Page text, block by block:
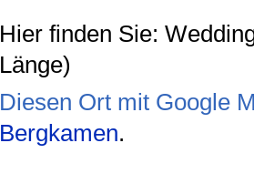
Hier finden Sie:
Länge)
Diesen Ort mit Google
Bergkamen.